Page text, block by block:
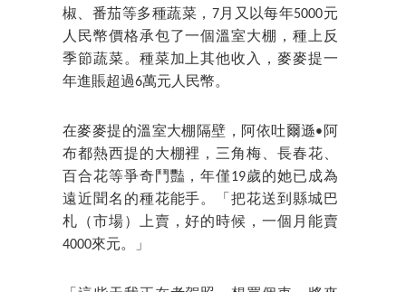
椒、番茄等多種蔬菜，7月又以每年5000元
人民幣價格承包了一個溫室大棚，種上反
季節蔬菜。種菜加上其他收入，麥麥提一
年進賬超過6萬元人民幣。
在麥麥提的溫室大棚隔壁，阿依吐爾遜•阿
布都熱西提的大棚裡，三角梅、長春花、
百合花等爭奇鬥豔，年僅19歲的她已成為
遠近聞名的種花能手。「把花送到縣城巴
札（市場）上賣，好的時候，一個月能賣
4000來元。」